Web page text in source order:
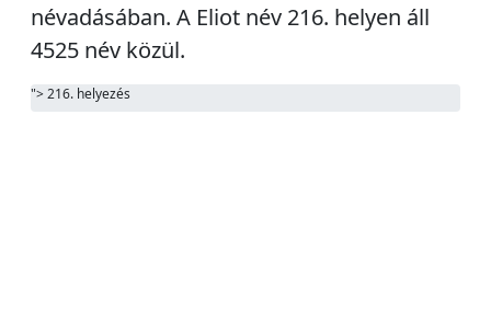
névadásában. A Eliot név 216. helyen áll
4525 név közül.
"> 216. helyezés